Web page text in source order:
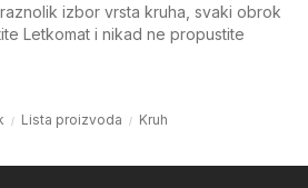
izbor vrsta kruha, svaki obrok
Letkomat i nikad ne propustite
Lista proizvoda Kruh